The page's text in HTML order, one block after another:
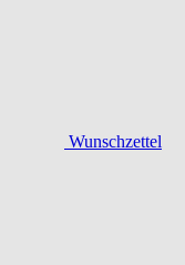
Wunschzettel